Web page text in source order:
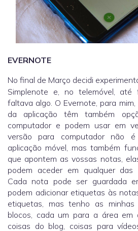
EVERNOTE
No final de Março decidi
Simplenote e, no telemóvel, até
faltava algo. O Evernote, para
da aplicação têm também
computador e podem usar em
versão para computador não
aplicação móvel, mas também
que apontem as vossas notas,
podem aceder em qualquer das
Cada nota pode ser guardada
podem adicionar etiquetas às
etiquetas, mas tenho as
blocos, cada um para a área
coisas do blog, coisas para